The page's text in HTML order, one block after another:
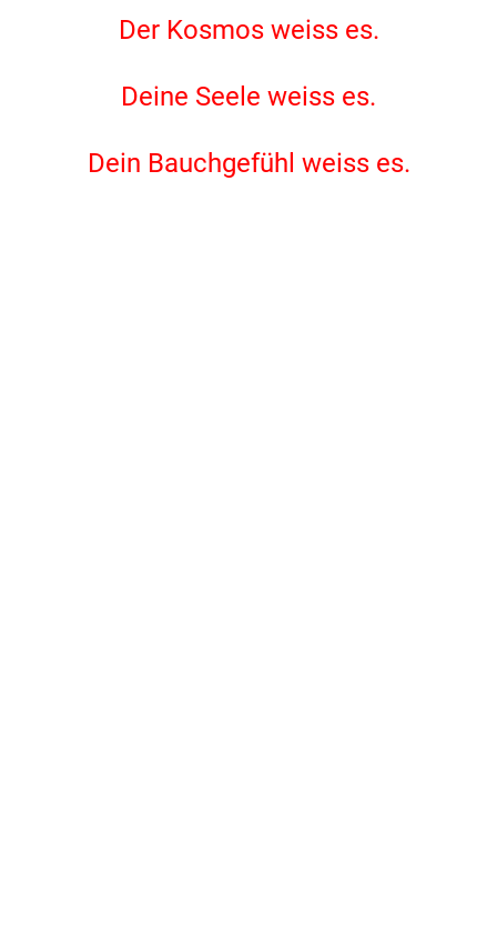
Der Kosmos weiss es.
Deine Seele weiss es.
Dein Bauchgefühl weiss es.